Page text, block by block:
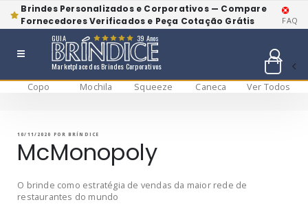
Brindes Personalizados e Corporativos — Compare
Fornecedores Verificados e Peça Cotação Grátis
FAQ
Marketplace dos Brindes Corporativos
GUIA 39 Anos
Copo Mochila Squeeze Caneca
Ver Todos
conteúdo
PUBLICADO
10/11/2020 PORBRÍNDICE
McMonopoly
O brinde como estratégia de vendas da maior rede de
restaurantes do mundo